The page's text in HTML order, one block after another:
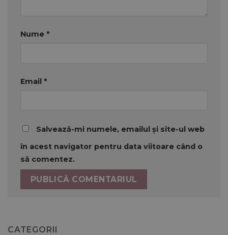
Nume *
Email *
Salvează-mi numele, emailul și site-ul web
în acest navigator pentru data viitoare când o
să comentez.
CATEGORII